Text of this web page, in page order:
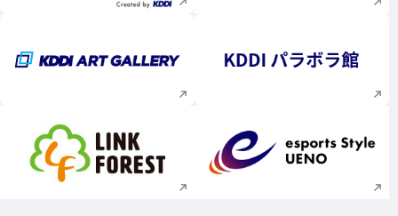
新規ウィンドウで開く 新規ウィンドウで
新規ウィンドウで開く 新規ウィンドウで